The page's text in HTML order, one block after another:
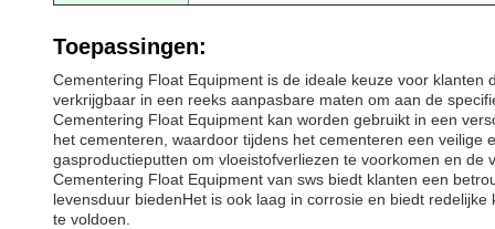
Toepassingen:
Cementering Float Equipment is de ideale keuze voor
verkrijgbaar in een reeks aanpasbare maten om aan de
Cementering Float Equipment kan worden gebruikt in een
het cementeren, waardoor tijdens het cementeren een
gasproductieputten om vloeistofverliezen te voorkomen en de
Cementering Float Equipment van sws biedt klanten een
levensduur biedenHet is ook laag in corrosie en biedt
te voldoen.